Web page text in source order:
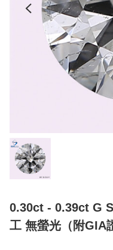
0.30ct - 0.39ct G
工 無螢光（附GIA